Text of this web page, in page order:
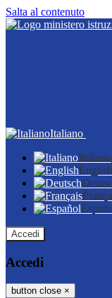
Salta al contenuto
Italiano
Italiano
English
Accedi
Accedi
button close ×